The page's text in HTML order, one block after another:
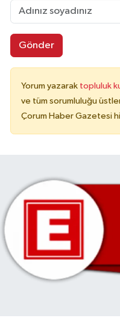
Gönder
Yorum yazarak topluluk
ve tüm sorumluluğu
Çorum Haber Gazetesi